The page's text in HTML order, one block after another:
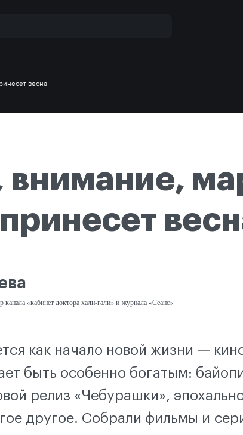
весна
внимание,
канала «кабинет доктора хали-гали» и журнала «Сеанс»
как начало новой жизни —
быть особенно богатым:
релиз «Чебурашки»,
другое. Собрали фильмы и